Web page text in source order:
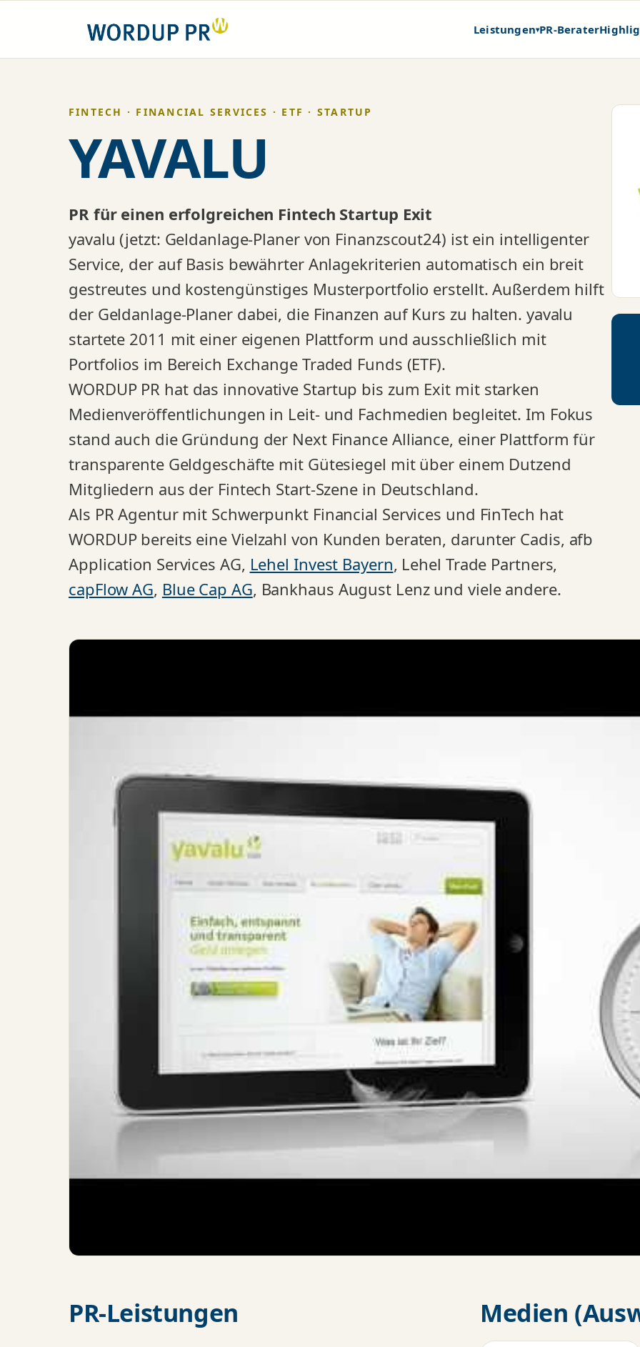
springen
Leistungen▾PR-Berater
FINTECH · FINANCIAL SERVICES · ETF · STARTUP
YAVALU
PR für einen erfolgreichen Fintech Startup Exit
yavalu (jetzt: Geldanlage-Planer von Finanzscout24) ist ein intelligenter
Service, der auf Basis bewährter Anlagekriterien automatisch ein breit
gestreutes und kostengünstiges Musterportfolio erstellt. Außerdem hilft
der Geldanlage-Planer dabei, die Finanzen auf Kurs zu halten. yavalu
startete 2011 mit einer eigenen Plattform und ausschließlich mit
Portfolios im Bereich Exchange Traded Funds (ETF).
WORDUP PR hat das innovative Startup bis zum Exit mit starken
Medienveröffentlichungen in Leit- und Fachmedien begleitet. Im Fokus
stand auch die Gründung der Next Finance Alliance, einer Plattform für
transparente Geldgeschäfte mit Gütesiegel mit über einem Dutzend
Mitgliedern aus der Fintech Start-Szene in Deutschland.
Als PR Agentur mit Schwerpunkt Financial Services und FinTech hat
WORDUP bereits eine Vielzahl von Kunden beraten, darunter Cadis, afb
Application Services AG, Lehel Invest Bayern, Lehel Trade Partners,
capFlow AG, Blue Cap AG, Bankhaus August Lenz und viele andere.
PR-Leistungen Medien